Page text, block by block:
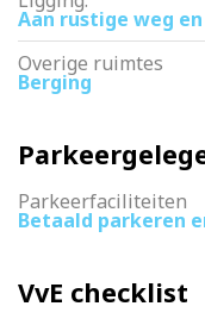
Aan rustige weg
Overige ruimtes
Berging
Parkeerfaciliteiten
Betaald parkeren
VvE checklist